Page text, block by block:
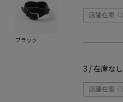
ブラック
店舗在庫
3 / 在庫なし
店舗在庫